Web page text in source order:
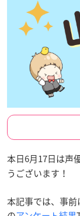
本日6月17日は声
うございます！
本記事では、事